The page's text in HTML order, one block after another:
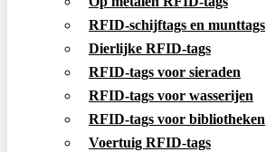
RFID-schijftags en munttags
Dierlijke RFID-tags
RFID-tags voor sieraden
RFID-tags voor wasserijen
RFID-tags voor bibliotheken
Voertuig RFID-tags